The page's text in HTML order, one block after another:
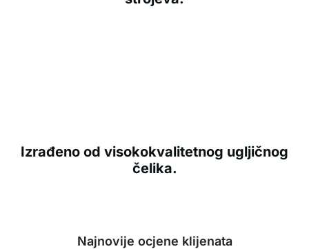
Izrađeno od visokokvalitetnog ugljičnog
čelika.
Najnovije ocjene klijenata